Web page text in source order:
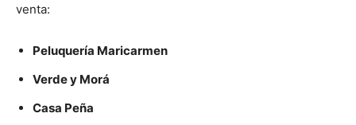
venta:
Peluquería Maricarmen
Verde y Morá
Casa Peña